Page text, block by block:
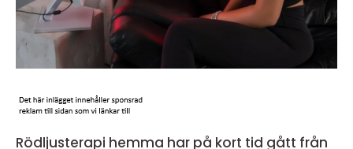
Rödljusterapi hemma har på kort tid gått från